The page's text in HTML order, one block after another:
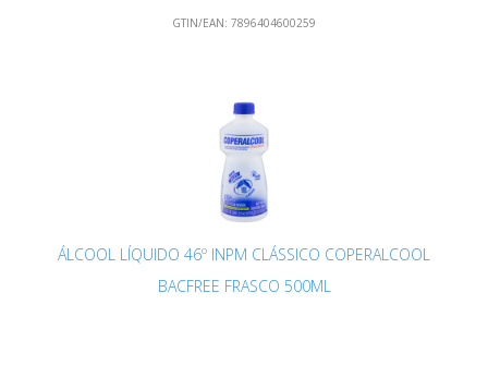
GTIN/EAN: 7896404600259
ÁLCOOL LÍQUIDO 46º INPM CLÁSSICO COPERALCOOL
BACFREE FRASCO 500ML